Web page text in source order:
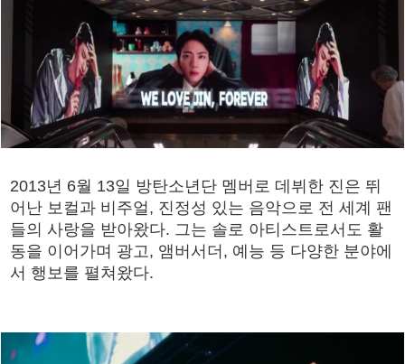
2013년 6월 13일 방탄소년단 멤버로 데뷔한 진은 뛰
어난 보컬과 비주얼, 진정성 있는 음악으로 전 세계 팬
들의 사랑을 받아왔다. 그는 솔로 아티스트로서도 활
동을 이어가며 광고, 앰버서더, 예능 등 다양한 분야에
서 행보를 펼쳐왔다.